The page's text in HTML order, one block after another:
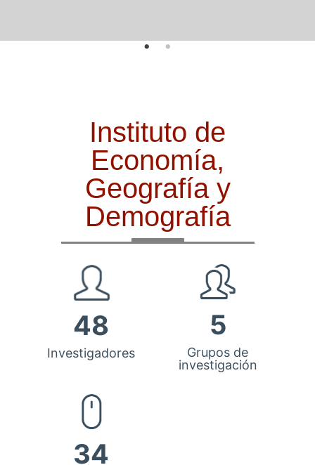
Instituto de
Economía,
Geografía y
Demografía
48
Investigadores
5
Grupos de
investigación
34